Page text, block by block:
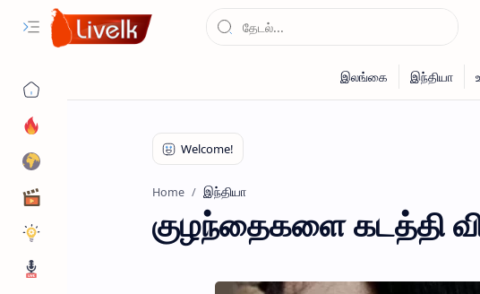
Home இந்தியா
குழந்தைகளை கடத்தி